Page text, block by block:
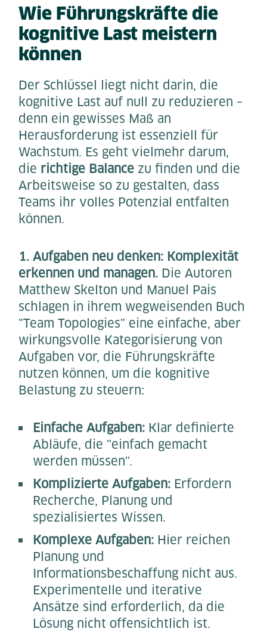
Wie Führungskräfte die
kognitive Last meistern
können
Der Schlüssel liegt nicht darin, die
kognitive Last auf null zu reduzieren –
denn ein gewisses Maß an
Herausforderung ist essenziell für
Wachstum. Es geht vielmehr darum,
die richtige Balance zu finden und die
Arbeitsweise so zu gestalten, dass
Teams ihr volles Potenzial entfalten
können.
1. Aufgaben neu denken: Komplexität
erkennen und managen. Die Autoren
Matthew Skelton und Manuel Pais
schlagen in ihrem wegweisenden Buch
"Team Topologies" eine einfache, aber
wirkungsvolle Kategorisierung von
Aufgaben vor, die Führungskräfte
nutzen können, um die kognitive
Belastung zu steuern:
Einfache Aufgaben: Klar definierte
Abläufe, die "einfach gemacht
werden müssen".
Komplizierte Aufgaben: Erfordern
Recherche, Planung und
spezialisiertes Wissen.
Komplexe Aufgaben: Hier reichen
Planung und
Informationsbeschaffung nicht aus.
Experimentelle und iterative
Ansätze sind erforderlich, da die
Lösung nicht offensichtlich ist.